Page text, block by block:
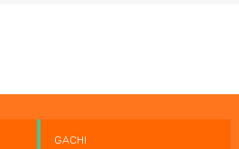
GACHI